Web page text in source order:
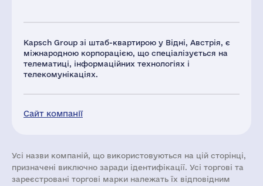
Kapsch Group зі штаб-квартирою у Відні, Австрія, є
міжнародною корпорацією, що спеціалізується на
телематиці, інформаційних технологіях і
телекомунікаціях.
Сайт компанії
Усі назви компаній, що використовуються на цій сторінці,
призначені виключно заради ідентифікації. Усі торгові та
зареєстровані торгові марки належать їх відповідним